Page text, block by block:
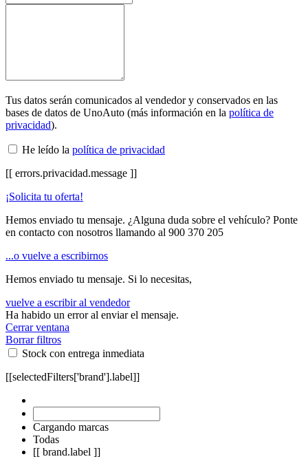
Tus datos serán comunicados al vendedor y conservados en las
bases de datos de UnoAuto (más información en la política de
privacidad).
He leído la política de privacidad
[[ errors.privacidad.message ]]
¡Solicita tu oferta!
Hemos enviado tu mensaje. ¿Alguna duda sobre el vehículo? Ponte
en contacto con nosotros llamando al 900 370 205
...o vuelve a escribirnos
Hemos enviado tu mensaje. Si lo necesitas,
vuelve a escribir al vendedor
Ha habido un error al enviar el mensaje.
Cerrar ventana
Borrar filtros
Stock con entrega inmediata
[[selectedFilters['brand'].label]]
Cargando marcas
Todas
[[ brand.label ]]